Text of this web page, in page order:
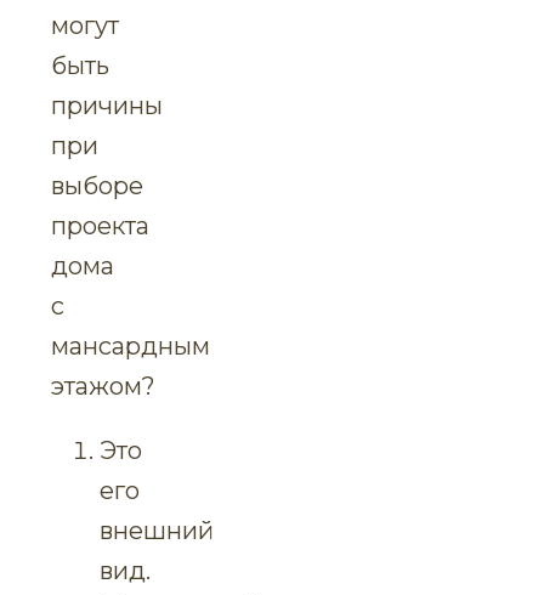
могут
быть
причины
при
выборе
проекта
дома
с
мансардным
этажом?
Это
его
внешний
вид.